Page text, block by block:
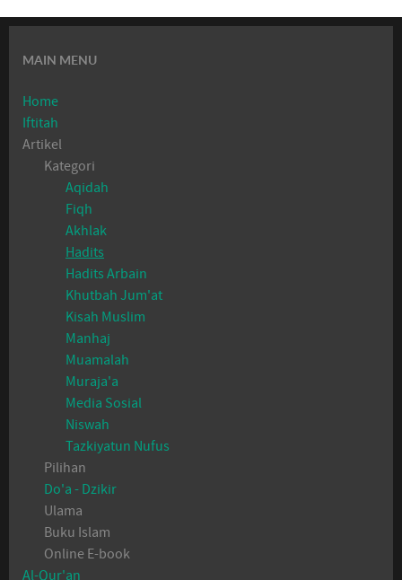
MAIN MENU
Home
Iftitah
Artikel
Kategori
Aqidah
Fiqh
Akhlak
Hadits
Hadits Arbain
Khutbah Jum'at
Kisah Muslim
Manhaj
Muamalah
Muraja'a
Media Sosial
Niswah
Tazkiyatun Nufus
Pilihan
Do'a - Dzikir
Ulama
Buku Islam
Online E-book
Al-Qur'an